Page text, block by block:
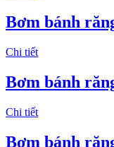
Bơm bánh
Chi tiết
Bơm bánh
Chi tiết
Bơm bánh